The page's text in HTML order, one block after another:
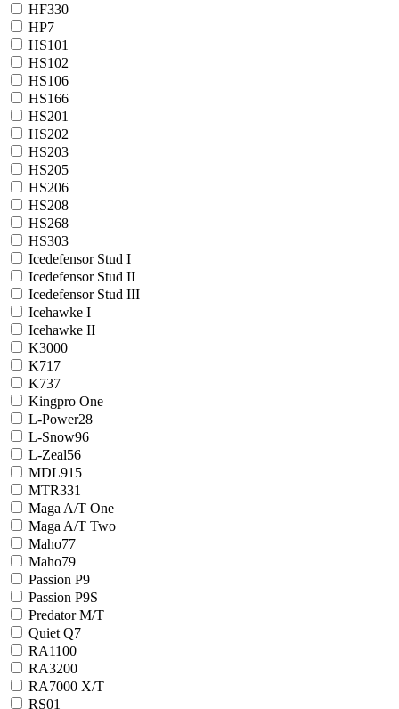
HF330
HP7
HS101
HS102
HS106
HS166
HS201
HS202
HS203
HS205
HS206
HS208
HS268
HS303
Icedefensor Stud I
Icedefensor Stud II
Icedefensor Stud III
Icehawke I
Icehawke II
K3000
K717
K737
Kingpro One
L-Power28
L-Snow96
L-Zeal56
MDL915
MTR331
Maga A/T One
Maga A/T Two
Maho77
Maho79
Passion P9
Passion P9S
Predator M/T
Quiet Q7
RA1100
RA3200
RA7000 X/T
RS01